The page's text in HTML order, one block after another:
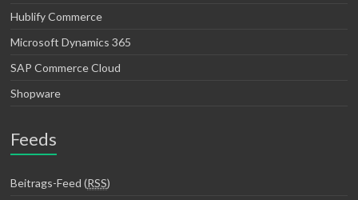
Hublify Commerce
Microsoft Dynamics 365
SAP Commerce Cloud
Shopware
Feeds
Beitrags-Feed (RSS)